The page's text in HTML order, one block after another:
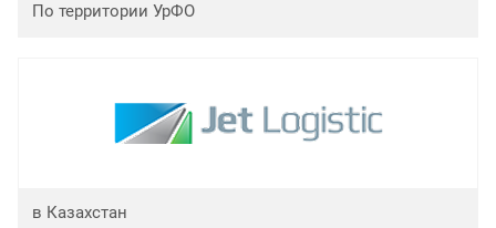
По территории УрФО
в Казахстан